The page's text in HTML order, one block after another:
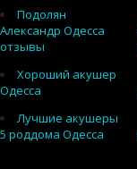
Подолян
Александр Одесса
отзывы
Хороший акушер
Одесса
Лучшие акушеры
5 роддома Одесса